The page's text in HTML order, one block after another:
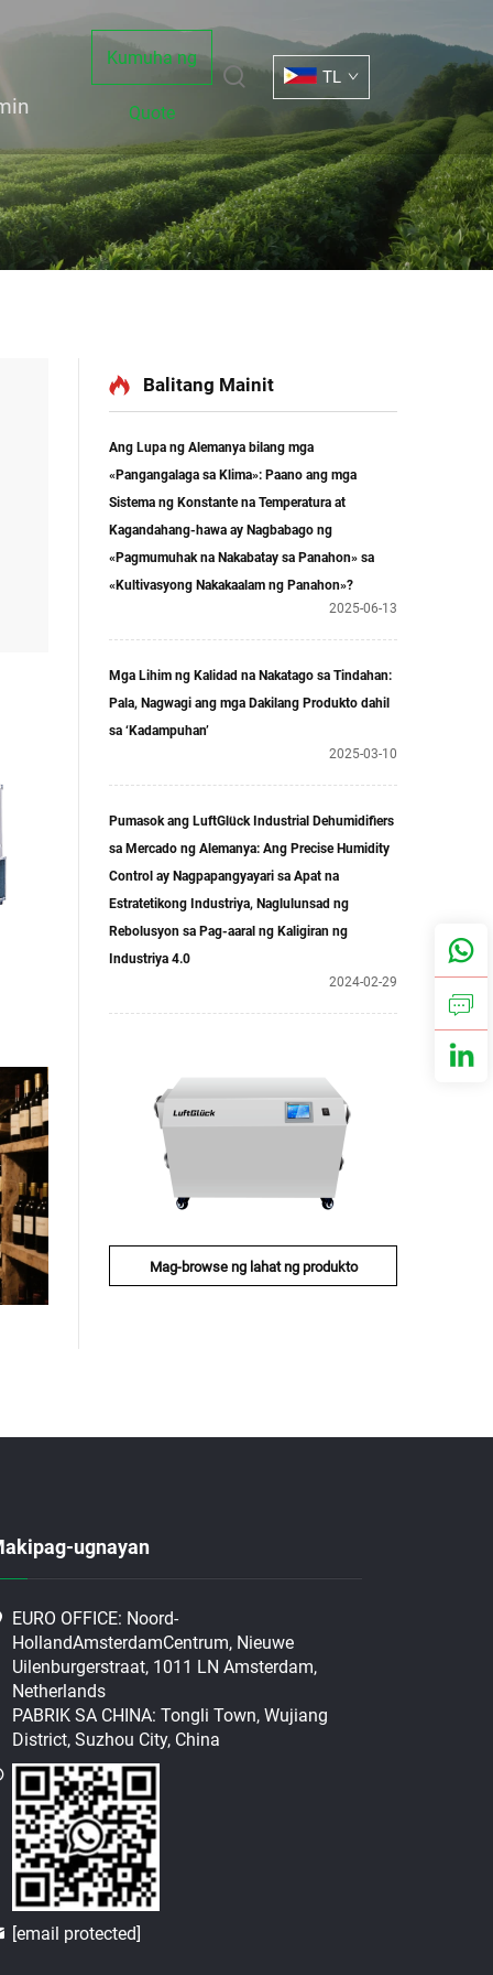
Kumuha ng
Quote
TL
Balitang Mainit
Ang Lupa ng Alemanya bilang mga
«Pangangalaga sa Klima»: Paano ang mga
Sistema ng Konstante na Temperatura at
Kagandahang-hawa ay Nagbabago ng
«Pagmumuhak na Nakabatay sa Panahon» sa
«Kultivasyong Nakakaalam ng Panahon»?
2025-06-13
Mga Lihim ng Kalidad na Nakatago sa Tindahan:
Pala, Nagwagi ang mga Dakilang Produkto dahil
sa ‘Kadampuhan’​​
2025-03-10
Pumasok ang LuftGlück Industrial Dehumidifiers
sa Mercado ng Alemanya: Ang Precise Humidity
Control ay Nagpapangyayari sa Apat na
Estratetikong Industriya, Naglulunsad ng
Rebolusyon sa Pag-aaral ng Kaligiran ng
Industriya 4.0​​
2024-02-29
Mag-browse ng lahat ng produkto
ugnayan
EURO OFFICE: Noord-
HollandAmsterdamCentrum, Nieuwe
Uilenburgerstraat, 1011 LN Amsterdam,
Netherlands
PABRIK SA CHINA: Tongli Town, Wujiang
District, Suzhou City, China
[email protected]